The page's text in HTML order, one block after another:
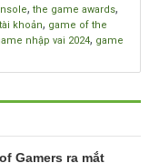
, the game awards,
khoản, game of the
nhập vai 2024, game
Gamers ra mắt